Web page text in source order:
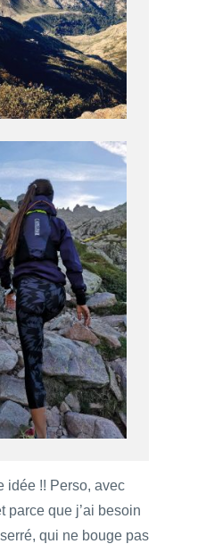
idée !! Perso, avec
parce que j’ai besoin
qui ne bouge pas